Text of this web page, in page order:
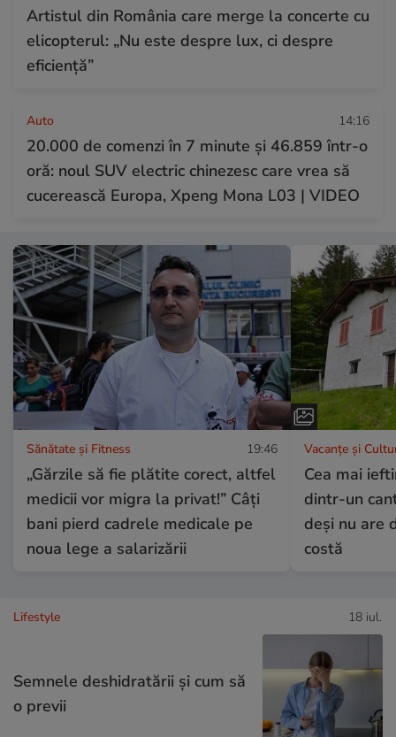
Artistul din România care merge la concerte cu
elicopterul: „Nu este despre lux, ci despre
eficiență”
Auto 14:16
20.000 de comenzi în 7 minute și 46.859 într-o
oră: noul SUV electric chinezesc care vrea să
cucerească Europa, Xpeng Mona L03 | VIDEO
Sănătate și Fitness 19:46
„Gărzile să fie plătite corect, altfel
medicii vor migra la privat!” Câți
bani pierd cadrele medicale pe
noua lege a salarizării
Vacanțe și
Cea mai
dintr-un
deși nu are
costă
Lifestyle 18 iul.
Semnele deshidratării și cum să
o previi